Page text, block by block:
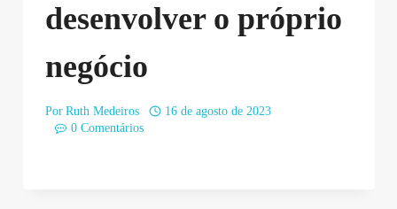
desenvolver o próprio
negócio
Por Ruth Medeiros
16 de agosto de 2023
0 Comentários